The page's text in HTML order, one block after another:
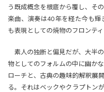
う既成概念を根底から覆し、そ
楽曲、演奏は40年を経た今も
も表現としての焼物のフロンテ
素人の独断と偏見だが、大半
物としてのフォルムの中に幽か
ローチと、古典の趣味的解釈展
る。それはベックやクラプトン